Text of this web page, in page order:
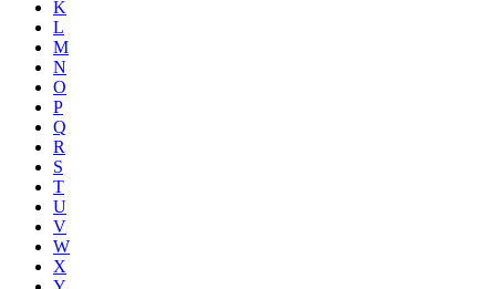
K
L
M
N
O
P
Q
R
S
T
U
V
W
X